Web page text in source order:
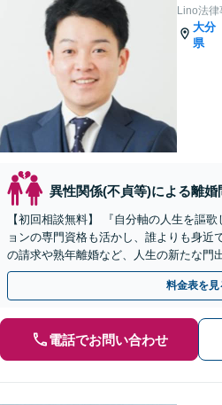
Lino法律
大分
県
異性関係(不貞等)による離婚
【初回相談無料】 『自分軸の人生を謳
ョンの専門資格も活かし、誰よりも身近
の請求や熟年離婚など、人生の新たな門
ンライン面談OK】
料金表を見
電話でお問い合わせ